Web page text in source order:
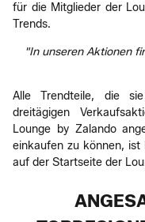
für die Mitglieder der
Trends.
"In unseren Aktionen
Alle Trendteile, die
dreitägigen
Lounge by Zalando
einkaufen zu können, ist
auf der Startseite der